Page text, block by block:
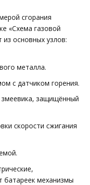
сгорания
«Схема газовой
основных узлов:
металла.
с датчиком горения.
защищённый
скорости сжигания
батареек механизмы